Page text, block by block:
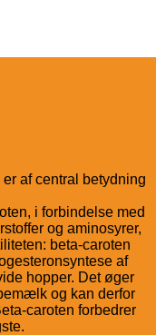
af central betydning
i forbindelse med
og aminosyrer,
beta-caroten
af
hopper. Det øger
og kan derfor
caroten forbedrer